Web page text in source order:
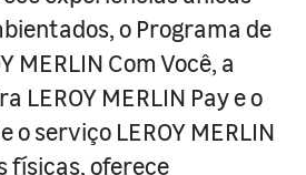
o Programa de
MERLIN Com Você, a
LEROY MERLIN Pay e o
o serviço LEROY MERLIN
físicas, oferece